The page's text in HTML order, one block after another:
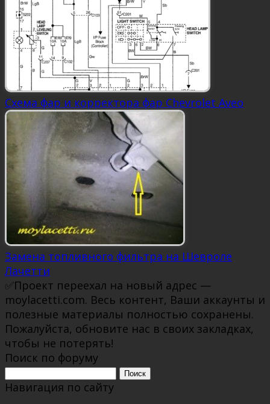
Схема фар и корректора фар Chevrolet Aveo
Замена топливного фильтра на Шевроле
Лачетти
✅Проект переехал на новый адрес —
moylacetti.com. Весь контент, Ваши аккаунты и
полезные материалы полностью сохранены.
Пожалуйста, обновите нас в своих закладках,
чтобы не потерять!
Поиск по форуму
Поиск:
Навигация по сайту